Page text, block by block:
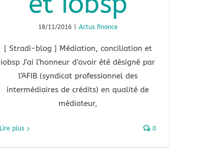
18/11/2016 Actus finance
[ Stradi-blog ] Médiation, conciliation et
iobsp J’ai l’honneur d’avoir été désigné par
l’AFIB (syndicat professionnel des
intermédiaires de crédits) en qualité de
médiateur,
Lire plus 0